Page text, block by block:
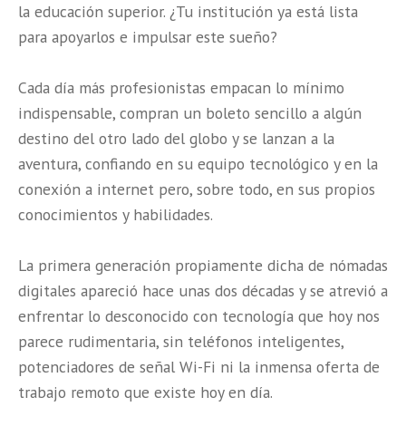
la educación superior. ¿Tu institución ya está lista
para apoyarlos e impulsar este sueño?
Cada día más profesionistas empacan lo mínimo
indispensable, compran un boleto sencillo a algún
destino del otro lado del globo y se lanzan a la
aventura, confiando en su equipo tecnológico y en la
conexión a internet pero, sobre todo, en sus propios
conocimientos y habilidades.
La primera generación propiamente dicha de nómadas
digitales apareció hace unas dos décadas y se atrevió a
enfrentar lo desconocido con tecnología que hoy nos
parece rudimentaria, sin teléfonos inteligentes,
potenciadores de señal Wi-Fi ni la inmensa oferta de
trabajo remoto que existe hoy en día.